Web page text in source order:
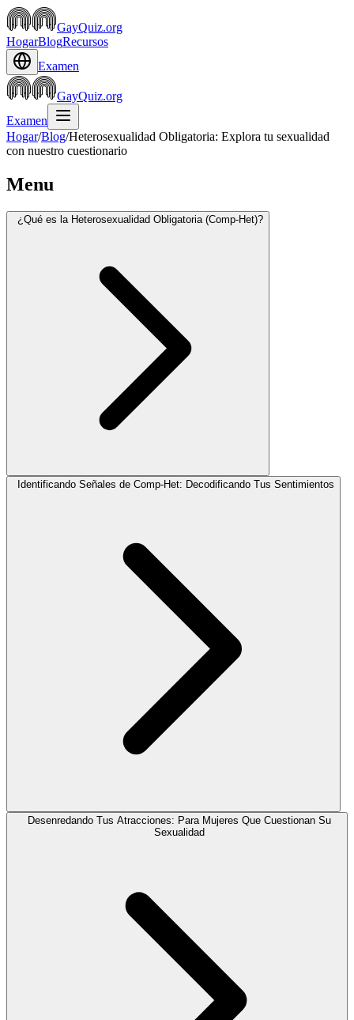
GayQuiz.org
HogarBlogRecursos
Examen
GayQuiz.org
Examen
Hogar/Blog/Heterosexualidad Obligatoria: Explora tu sexualidad
con nuestro cuestionario
Menu
¿Qué es la Heterosexualidad Obligatoria (Comp-Het)?
Identificando Señales de Comp-Het: Decodificando Tus Sentimientos
Desenredando Tus Atracciones: Para Mujeres Que Cuestionan Su
Sexualidad